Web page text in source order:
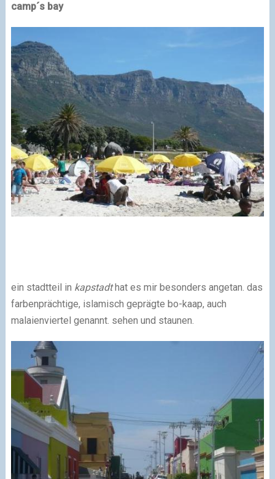
camp´s bay
ein stadtteil in kapstadthat es mir besonders angetan. das
farbenprächtige, islamisch geprägte bo-kaap, auch
malaienviertel genannt. sehen und staunen.